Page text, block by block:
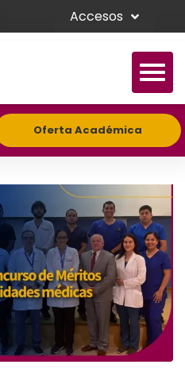
Accesos
Oferta Académica